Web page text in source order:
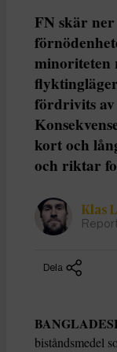
FN skär
minoriteten
fördrivits
kort och
och riktar
Klas
Dela
biståndsmedel